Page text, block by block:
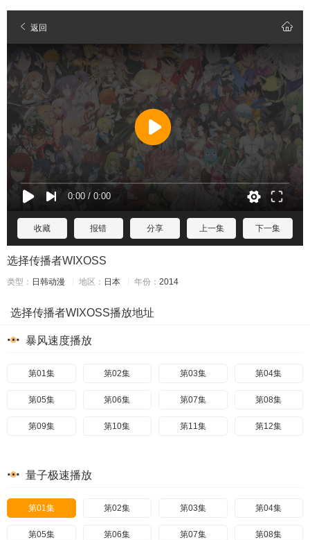
返回
收藏 报错 分享 上一集 下一集
选择传播者WIXOSS
类型： 日韩动漫 地区： 日本 年份： 2014
选择传播者WIXOSS播放地址
暴风速度播放
第01集 第02集 第03集 第04集
第05集 第06集 第07集 第08集
第09集 第10集 第11集 第12集
量子极速播放
第01集 第02集 第03集 第04集
第05集 第06集 第07集 第08集